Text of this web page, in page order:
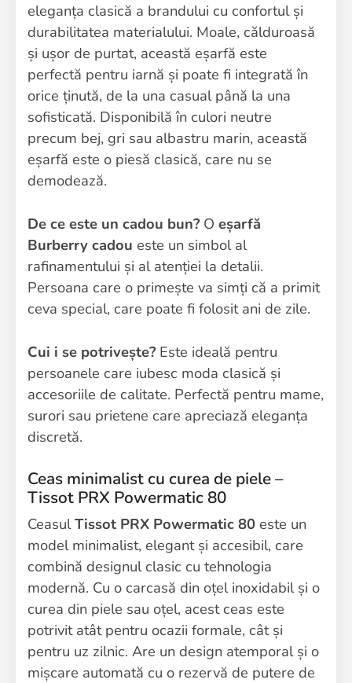
eleganța clasică a brandului cu confortul și
durabilitatea materialului. Moale, călduroasă
și ușor de purtat, această eșarfă este
perfectă pentru iarnă și poate fi integrată în
orice ținută, de la una casual până la una
sofisticată. Disponibilă în culori neutre
precum bej, gri sau albastru marin, această
eșarfă este o piesă clasică, care nu se
demodează.
De ce este un cadou bun? O eșarfă
Burberry cadou este un simbol al
rafinamentului și al atenției la detalii.
Persoana care o primește va simți că a primit
ceva special, care poate fi folosit ani de zile.
Cui i se potrivește? Este ideală pentru
persoanele care iubesc moda clasică și
accesoriile de calitate. Perfectă pentru mame,
surori sau prietene care apreciază eleganța
discretă.
Ceas minimalist cu curea de piele –
Tissot PRX Powermatic 80
CeasulTissot PRX Powermatic 80 este un
model minimalist, elegant și accesibil, care
combină designul clasic cu tehnologia
modernă. Cu o carcasă din oțel inoxidabil și o
curea din piele sau oțel, acest ceas este
potrivit atât pentru ocazii formale, cât și
pentru uz zilnic. Are un design atemporal și o
mișcare automată cu o rezervă de putere de